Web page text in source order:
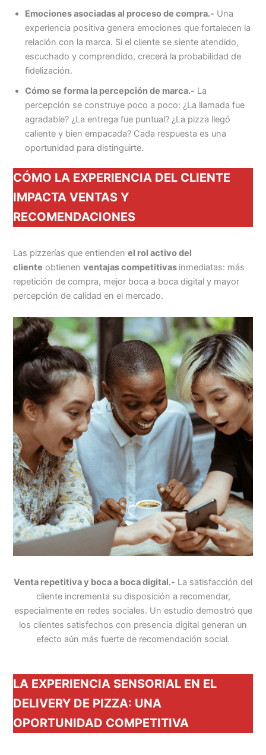
Emociones asociadas al proceso de compra.- Una
experiencia positiva genera emociones que fortalecen la
relación con la marca. Si el cliente se siente atendido,
escuchado y comprendido, crecerá la probabilidad de
fidelización.
Cómo se forma la percepción de marca.- La
percepción se construye poco a poco: ¿La llamada fue
agradable? ¿La entrega fue puntual? ¿La pizza llegó
caliente y bien empacada? Cada respuesta es una
oportunidad para distinguirte.
CÓMO LA EXPERIENCIA DEL CLIENTE
IMPACTA VENTAS Y
RECOMENDACIONES
Las pizzerías que entiendenel rol activo del
cliente obtienenventajas competitivas inmediatas: más
repetición de compra, mejor boca a boca digital y mayor
percepción de calidad en el mercado.
Venta repetitiva y boca a boca digital.- La satisfacción del
cliente incrementa su disposición a recomendar,
especialmente en redes sociales. Un estudio demostró que
los clientes satisfechos con presencia digital generan un
efecto aún más fuerte de recomendación social.
LA EXPERIENCIA SENSORIAL EN EL
DELIVERY DE PIZZA: UNA
OPORTUNIDAD COMPETITIVA